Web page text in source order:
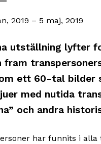
2019 – 5 maj, 2019
utställning lyfter
fram
ett 60-tal bilder
med nutida
och andra
har funnits i